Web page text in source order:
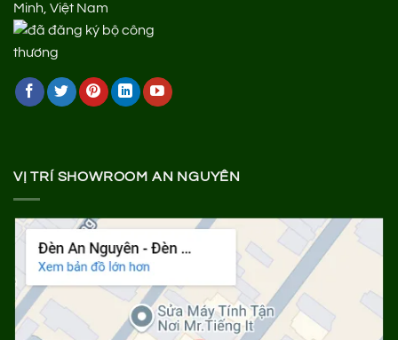
Minh, Việt Nam
VỊ TRÍ SHOWROOM AN NGUYÊN